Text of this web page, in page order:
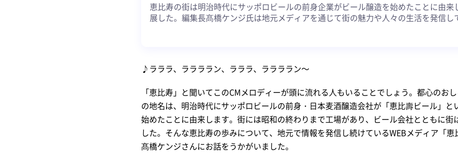
恵比寿の街は明治時代にサッポロビールの前身企業がビール醸造を始めたことに由来
展した。編集長髙橋ケンジ氏は地元メディアを通じて街の魅力や人々の生活を発信し
♪ラララ、ララララン、ラララ、ララララン～
「恵比寿」と聞いてこのCMメロディーが頭に流れる人もいることでしょう。都心のお
の地名は、明治時代にサッポロビールの前身・日本麦酒醸造会社が「恵比壽ビール」と
始めたことに由来します。街には昭和の終わりまで工場があり、ビール会社とともに街
した。そんな恵比寿の歩みについて、地元で情報を発信し続けているWEBメディア「
髙橋ケンジさんにお話をうかがいました。